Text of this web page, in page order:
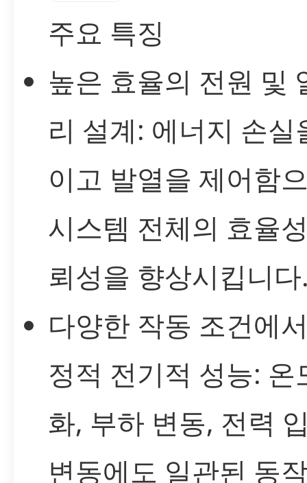
주요 특징
높은 효율의 전원 및
리 설계: 에너지 손실
이고 발열을 제어함
시스템 전체의 효율
뢰성을 향상시킵니
다양한 작동 조건에
정적 전기적 성능: 온
화, 부하 변동, 전력
변동에도 일관된 동